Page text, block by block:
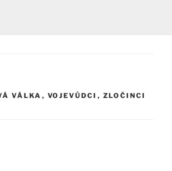
VÁLKA , VOJEVŮDCI , ZLOČINCI